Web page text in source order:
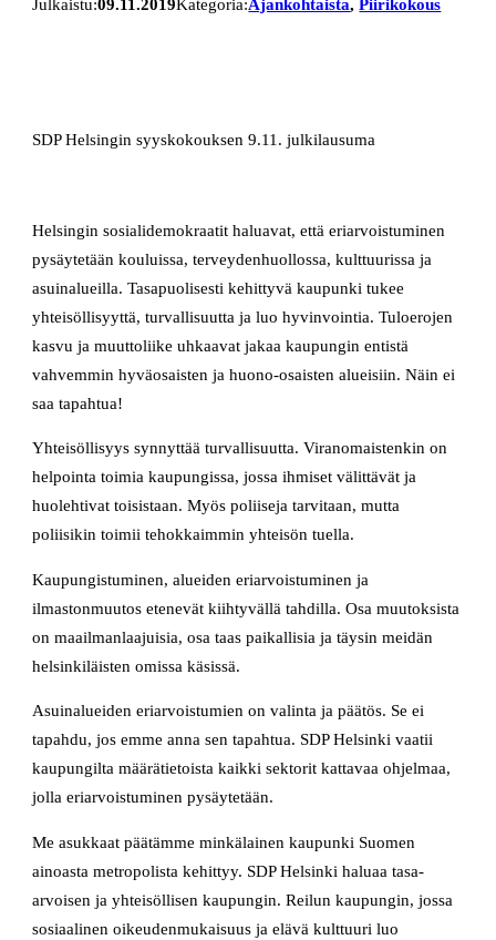
Julkaistu:09.11.2019 Kategoria:Ajankohtaista, Piirikokous
SDP Helsingin syyskokouksen 9.11. julkilausuma
Helsingin sosialidemokraatit haluavat, että eriarvoistuminen
pysäytetään kouluissa, terveydenhuollossa, kulttuurissa ja
asuinalueilla. Tasapuolisesti kehittyvä kaupunki tukee
yhteisöllisyyttä, turvallisuutta ja luo hyvinvointia. Tuloerojen
kasvu ja muuttoliike uhkaavat jakaa kaupungin entistä
vahvemmin hyväosaisten ja huono-osaisten alueisiin. Näin ei
saa tapahtua!
Yhteisöllisyys synnyttää turvallisuutta. Viranomaistenkin on
helpointa toimia kaupungissa, jossa ihmiset välittävät ja
huolehtivat toisistaan. Myös poliiseja tarvitaan, mutta
poliisikin toimii tehokkaimmin yhteisön tuella.
Kaupungistuminen, alueiden eriarvoistuminen ja
ilmastonmuutos etenevät kiihtyvällä tahdilla. Osa muutoksista
on maailmanlaajuisia, osa taas paikallisia ja täysin meidän
helsinkiläisten omissa käsissä.
Asuinalueiden eriarvoistumien on valinta ja päätös. Se ei
tapahdu, jos emme anna sen tapahtua. SDP Helsinki vaatii
kaupungilta määrätietoista kaikki sektorit kattavaa ohjelmaa,
jolla eriarvoistuminen pysäytetään.
Me asukkaat päätämme minkälainen kaupunki Suomen
ainoasta metropolista kehittyy. SDP Helsinki haluaa tasa-
arvoisen ja yhteisöllisen kaupungin. Reilun kaupungin, jossa
sosiaalinen oikeudenmukaisuus ja elävä kulttuuri luo